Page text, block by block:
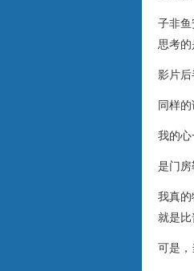
子非
思考
影片后
同样的
我的心
是门房
我真
就是比
可是，